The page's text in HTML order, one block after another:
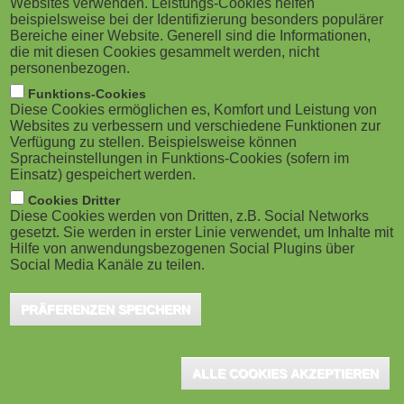
M
o
b
i
l
e
)
g
a
o
n
Berlin, Dezember 2020 - Noch bis 10. Dezember 2020
können Sie sich am Kundenvotum für den
deutschsprachigen eLearning-Markt beteiligen.
Nehmen Sie sich 15 Minuten Zeit und bewerten Sie
jetzt anhand eines ausgefeilten und erprobten
Fragenkatalogs Ihren eLearning-Dienstleister! Die
zwölfte Auflage des eLearningCHECK stellt
Fragebögen in den Kategorien Lerntools (LMS, LCMS,
Autorentools, Learning Ecosystems), Blended
Support/Microlearning, Beratung/Change
Websites verwenden. Leistungs-Cookies helfen
beispielsweise bei der Identifizierung besonders populärer
Bereiche einer Website. Generell sind die Informationen,
die mit diesen Cookies gesammelt werden, nicht
personenbezogen.
Funktions-Cookies
Diese Cookies ermöglichen es, Komfort und Leistung von
Websites zu verbessern und verschiedene Funktionen zur
Verfügung zu stellen. Beispielsweise können
Spracheinstellungen in Funktions-Cookies (sofern im
Einsatz) gespeichert werden.
Cookies Dritter
Diese Cookies werden von Dritten, z.B. Social Networks
gesetzt. Sie werden in erster Linie verwendet, um Inhalte mit
Hilfe von anwendungsbezogenen Social Plugins über
Social Media Kanäle zu teilen.
PRÄFERENZEN SPEICHERN
ALLE COOKIES AKZEPTIEREN